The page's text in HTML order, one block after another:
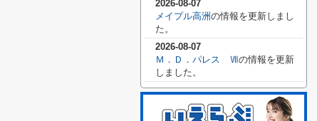
2026-08-07
メイプル高洲の情報を更新しまし
た。
2026-08-07
Ｍ．Ｄ．パレス Ⅶの情報を更新
しました。